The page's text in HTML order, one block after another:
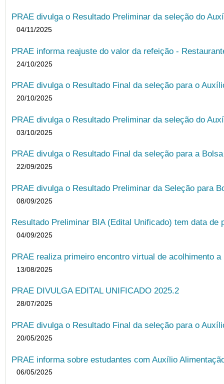
PRAE divulga o Resultado Preliminar da seleção do
04/11/2025
PRAE informa reajuste do valor da refeição -
24/10/2025
PRAE divulga o Resultado Final da seleção para o
20/10/2025
PRAE divulga o Resultado Preliminar da seleção do
03/10/2025
PRAE divulga o Resultado Final da seleção para a
22/09/2025
PRAE divulga o Resultado Preliminar da Seleção para
08/09/2025
Resultado Preliminar BIA (Edital Unificado) tem data de
04/09/2025
PRAE realiza primeiro encontro virtual de acolhimento
13/08/2025
PRAE DIVULGA EDITAL UNIFICADO 2025.2
28/07/2025
PRAE divulga o Resultado Final da seleção para o
20/05/2025
PRAE informa sobre estudantes com Auxílio
06/05/2025